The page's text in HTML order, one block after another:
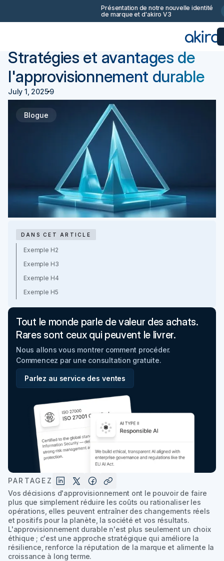
Présentation de notre nouvelle identité
de marque et d'akiro V3
Stratégies et avantages de
l'approvisionnement durable
July 1, 2025 9
Blogue
DANS CET ARTICLE
Exemple H2
Exemple H3
Exemple H4
Exemple H5
Tout le monde parle de valeur des achats.
Rares sont ceux qui peuvent le livrer.
Nous allons vous montrer comment procéder.
Commencez par une consultation gratuite.
Parlez au service des ventes
PARTAGEZ
Vos décisions d'approvisionnement ont le pouvoir de faire
plus que simplement réduire les coûts ou rationaliser les
opérations, elles peuvent entraîner des changements réels
et positifs pour la planète, la société et vos résultats.
L'approvisionnement durable n'est plus seulement un choix
éthique ; c'est une approche stratégique qui améliore la
résilience, renforce la réputation de la marque et alimente la
croissance à long terme.